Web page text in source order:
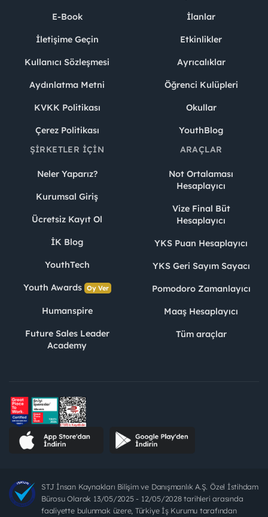
E-Book
İletişime Geçin
Kullanıcı Sözleşmesi
Aydınlatma Metni
KVKK Politikası
Çerez Politikası
İlanlar
Etkinlikler
Ayrıcalıklar
Öğrenci Kulüpleri
Okullar
YouthBlog
ŞIRKETLER İÇIN
Neler Yaparız?
Kurumsal Giriş
Ücretsiz Kayıt Ol
İK Blog
YouthTech
Youth Awards Oy Ver
Humanspire
Future Sales Leader
Academy
ARAÇLAR
Not Ortalaması
Hesaplayıcı
Vize Final Büt
Hesaplayıcı
YKS Puan Hesaplayıcı
YKS Geri Sayım Sayacı
Pomodoro Zamanlayıcı
Maaş Hesaplayıcı
Tüm araçlar
STJ İnsan Kaynakları Bilişim ve Danışmanlık A.Ş. Özel İstihdam
Bürosu Olarak 13/05/2025 - 12/05/2028 tarihleri arasında
faaliyette bulunmak üzere, Türkiye İş Kurumu tarafından